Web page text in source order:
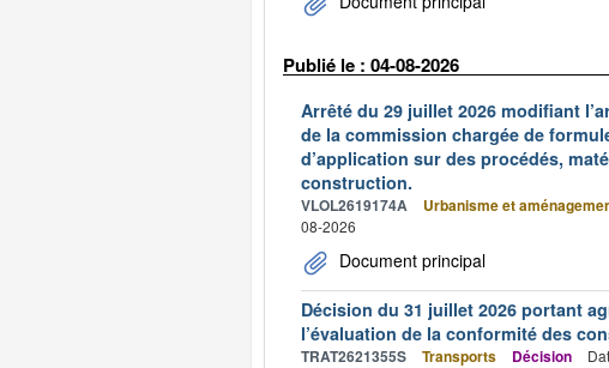
Publié le : 04-08-2026
Arrêté du 29 juillet 2026 modifiant
de la commission chargée de
d’application sur des procédés,
construction.
VLOL2619174A Urbanisme et
08-2026
Document principal
Décision du 31 juillet 2026 portant
l’évaluation de la conformité des
TRAT2621355S Transports Décision